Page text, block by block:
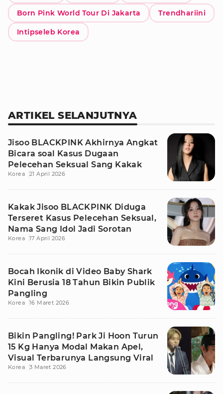
Born Pink World Tour Di Jakarta Trendhariini
Intipseleb Korea
ARTIKEL SELANJUTNYA
Jisoo BLACKPINK Akhirnya Angkat
Bicara soal Kasus Dugaan
Pelecehan Seksual Sang Kakak
Korea 21 April 2026
Kakak Jisoo BLACKPINK Diduga
Terseret Kasus Pelecehan Seksual,
Nama Sang Idol Jadi Sorotan
Korea 17 April 2026
Bocah Ikonik di Video Baby Shark
Kini Berusia 18 Tahun Bikin Publik
Pangling
Korea 16 Maret 2026
Bikin Pangling! Park Ji Hoon Turun
15 Kg Hanya Modal Makan Apel,
Visual Terbarunya Langsung Viral
Korea 3 Maret 2026